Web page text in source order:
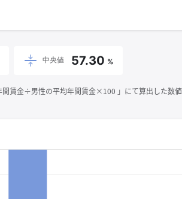
中央値 57.30 %
賃金÷男性の平均年間賃金×100 」にて算出した数